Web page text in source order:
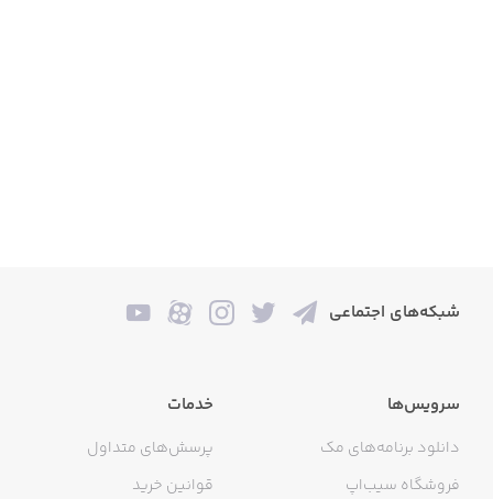
شبکه‌های اجتماعی
سرویس‌ها
دانلود برنامه‌های مک
فروشگاه سیب‌اپ
خدمات
پرسش‌های متداول
قوانین خرید